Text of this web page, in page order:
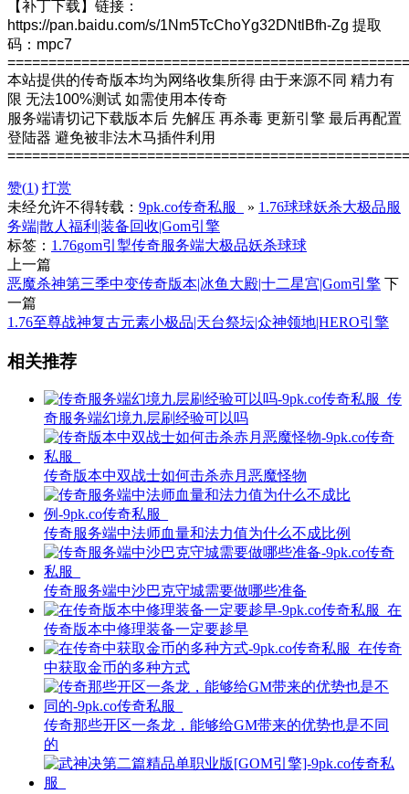
【补丁下载】链接：
https://pan.baidu.com/s/1Nm5TcChoYg32DNtlBfh-Zg 提取
码：mpc7
本站提供的传奇版本均为网络收集所得 由于来源不同 精力有
限 无法100%测试 如需使用本传奇
服务端请切记下载版本后 先解压 再杀毒 更新引擎 最后再配置
登陆器 避免被非法木马插件利用
赞(1) 打赏
未经允许不得转载： 9pk.co传奇私服_ » 1.76球球妖杀大极品服
务端|散人福利|装备回收|Gom引擎
标签： 1.76gom引掣传奇服务端大极品妖杀球球
上一篇
恶魔杀神第三季中变传奇版本|冰鱼大殿|十二星宫|Gom引擎 下
一篇
1.76至尊战神复古元素小极品|天台祭坛|众神领地|HERO引擎
相关推荐
传
奇服务端幻境九层刷经验可以吗
传奇版本中双战士如何击杀赤月恶魔怪物
传奇服务端中法师血量和法力值为什么不成比例
传奇服务端中沙巴克守城需要做哪些准备
在
传奇版本中修理装备一定要趁早
在传奇
中获取金币的多种方式
传奇那些开区一条龙，能够给GM带来的优势也是不同
的